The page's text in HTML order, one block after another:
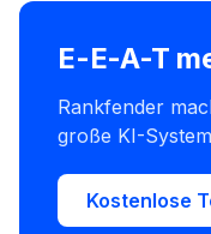
E-E-A-T
Rankfender
große KI-
Kostenlose